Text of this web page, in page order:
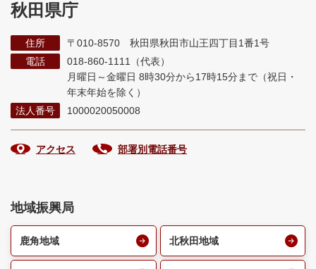
秋田県庁
住所
〒010-8570 秋田県秋田市山王四丁目1番1号
電話
018-860-1111（代表）
月曜日～金曜日 8時30分から17時15分まで （祝日・
年末年始を除く）
法人番号
1000020050008
アクセス 部署別電話番号
地域振興局
鹿角地域 北秋田地域